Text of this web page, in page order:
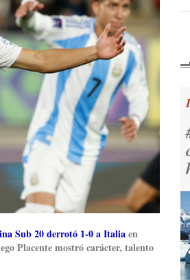
Sub 20 derrotó 1-0 a Italiaen
Placente mostró carácter, talento